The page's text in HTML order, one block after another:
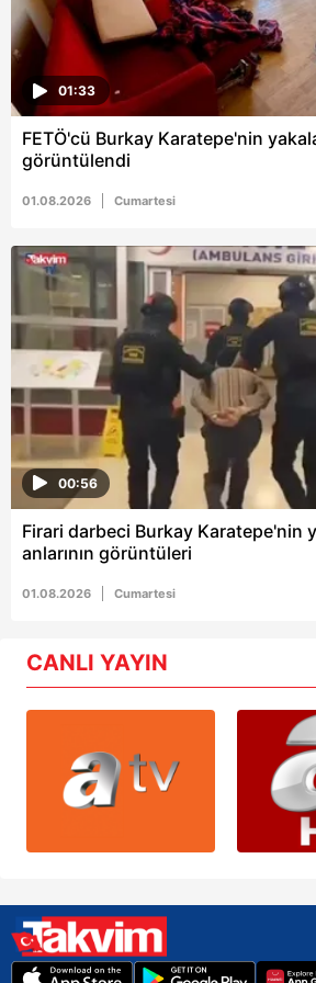
01:33
FETÖ'cü Burkay Karatepe'nin
görüntülendi
01.08.2026 Cumartesi
00:56
Firari darbeci Burkay Karatepe'nin
anlarının görüntüleri
01.08.2026 Cumartesi
CANLI YAYIN